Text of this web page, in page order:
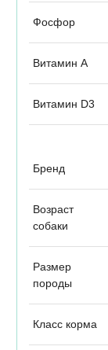
Фосфор
Витамин А
Витамин D3
Бренд
Возраст
собаки
Размер
породы
Класс корма